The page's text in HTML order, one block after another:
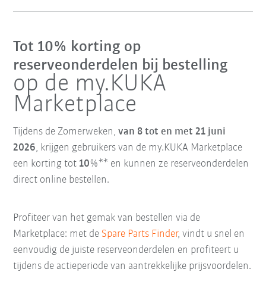
Tot 10% korting op
reserveonderdelen bij bestelling
op de my.KUKA
Marketplace
Tijdens de Zomerweken,van 8 tot en met 21 juni
2026, krijgen gebruikers van de my.KUKA Marketplace
een korting tot 10%** en kunnen ze reserveonderdelen
direct online bestellen.
Profiteer van het gemak van bestellen via de
Marketplace: met de Spare Parts Finder, vindt u snel en
eenvoudig de juiste reserveonderdelen en profiteert u
tijdens de actieperiode van aantrekkelijke prijsvoordelen.